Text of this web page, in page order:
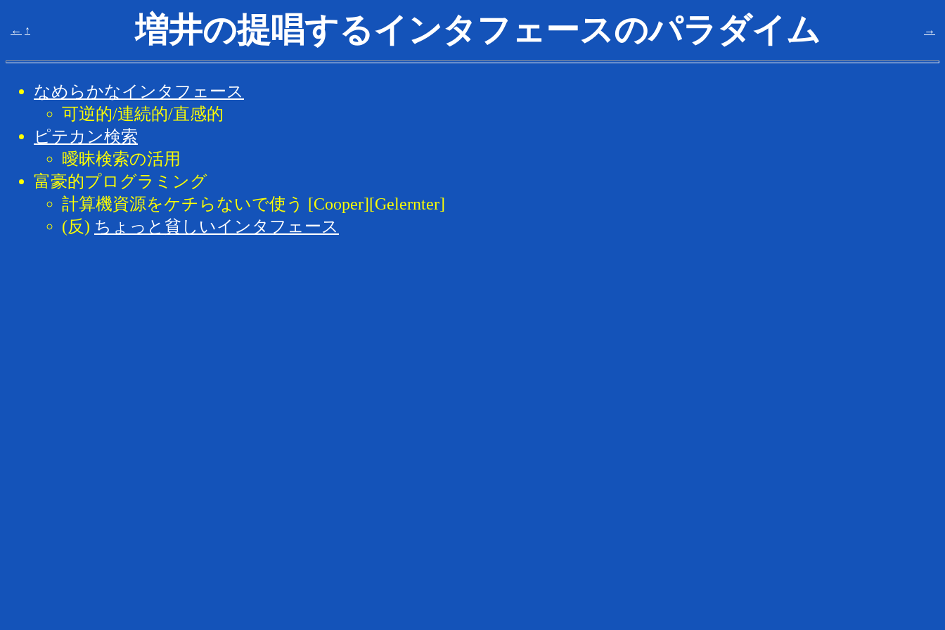
← ↑ 増井の提唱するインタフェースのパラダイム →
なめらかなインタフェース
可逆的/連続的/直感的
ピテカン検索
曖昧検索の活用
富豪的プログラミング
計算機資源をケチらないで使う [Cooper][Gelernter]
(反) ちょっと貧しいインタフェース